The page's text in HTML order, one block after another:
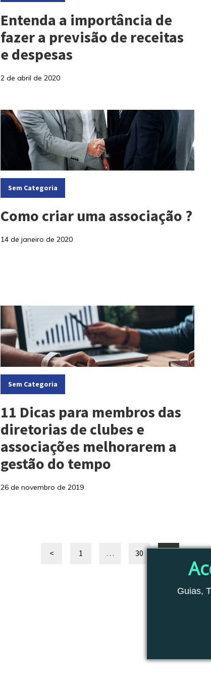
Guias,
Entenda a importância de
fazer a previsão de receitas
e despesas
2 de abril de 2020
Categorias:
Sem Categoria
Como criar uma associação ?
14 de janeiro de 2020
Categorias:
Sem Categoria
11 Dicas para membros das
diretorias de clubes e
associações melhorarem a
gestão do tempo
26 de novembro de 2019
<
Página
1 …
Página
30